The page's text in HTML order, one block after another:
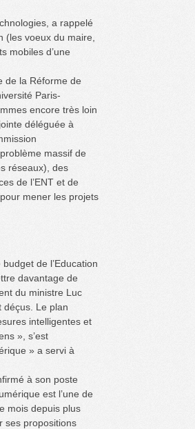
a rappelé
(les voeux du maire,
mobiles d’une
de la Réforme de
Paris-
encore très loin
déléguée à
massif de
réseaux), des
de l’ENT et de
mener les projets
de l’Education
davantage de
du ministre Luc
déçus. Le plan
intelligentes et
», s’est
» a servi à
à son poste
est l’une de
mois depuis plus
ses propositions